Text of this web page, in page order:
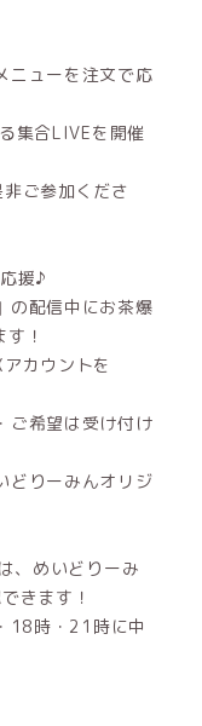
ニューを注文で応
集合LIVEを開催
ご参加くださ
援♪
の配信中にお茶爆
！
カウントを
ご希望は受け付け
どりーみんオリジ
、めいどりーみ
きます！
18時・21時に中